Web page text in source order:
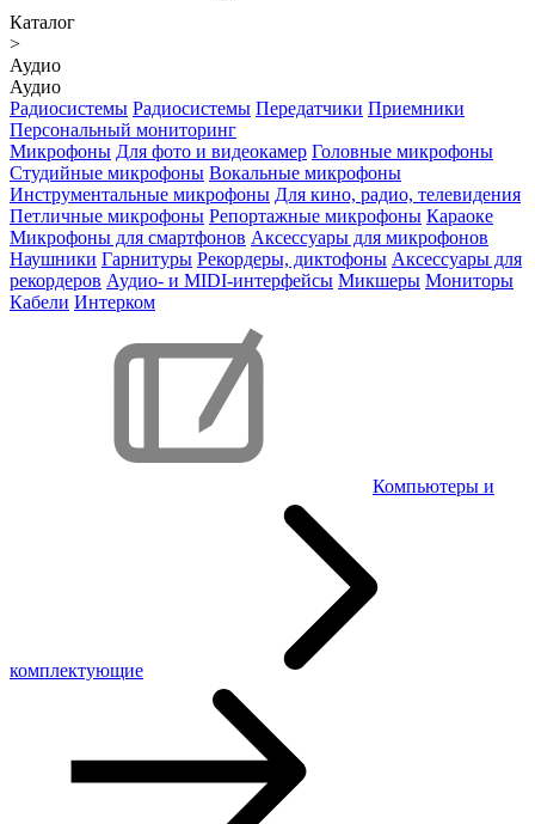
Каталог
>
Аудио
Аудио
Радиосистемы Радиосистемы Передатчики Приемники
Персональный мониторинг
Микрофоны Для фото и видеокамер Головные микрофоны
Студийные микрофоны Вокальные микрофоны
Инструментальные микрофоны Для кино, радио, телевидения
Петличные микрофоны Репортажные микрофоны Караоке
Микрофоны для смартфонов Аксессуары для микрофонов
Наушники Гарнитуры Рекордеры, диктофоны Аксессуары для
рекордеров Аудио- и MIDI-интерфейсы Микшеры Мониторы
Кабели Интерком
Компьютеры и
комплектующие